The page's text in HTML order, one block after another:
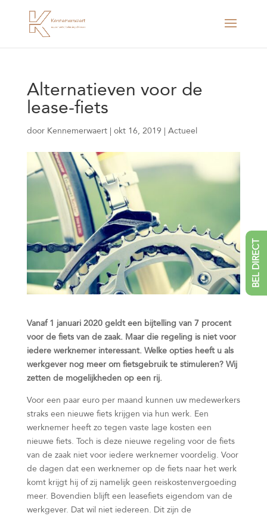
Alternatieven voor de
lease-fiets
door Kennemerwaert| okt 16, 2019| Actueel
Vanaf 1 januari 2020 geldt een bijtelling van 7 procent
voor de fiets van de zaak. Maar die regeling is niet voor
iedere werknemer interessant. Welke opties heeft u als
werkgever nog meer om fietsgebruik te stimuleren? Wij
zetten de mogelijkheden op een rij.
Voor een paar euro per maand kunnen uw medewerkers
straks een nieuwe fiets krijgen via hun werk. Een
werknemer heeft zo tegen vaste lage kosten een
nieuwe fiets. Toch is deze nieuwe regeling voor de fiets
van de zaak niet voor iedere werknemer voordelig. Voor
de dagen dat een werknemer op de fiets naar het werk
komt krijgt hij of zij namelijk geen reiskostenvergoeding
meer. Bovendien blijft een leasefiets eigendom van de
werkgever. Dat wil niet iedereen. Dit zijn de
BEL DIRECT